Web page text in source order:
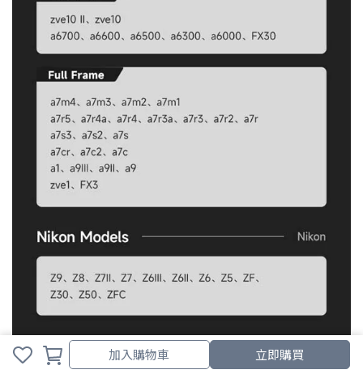
加入購物車
加入購物車 立即購買